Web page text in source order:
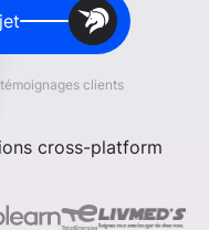
clients
cross-platform